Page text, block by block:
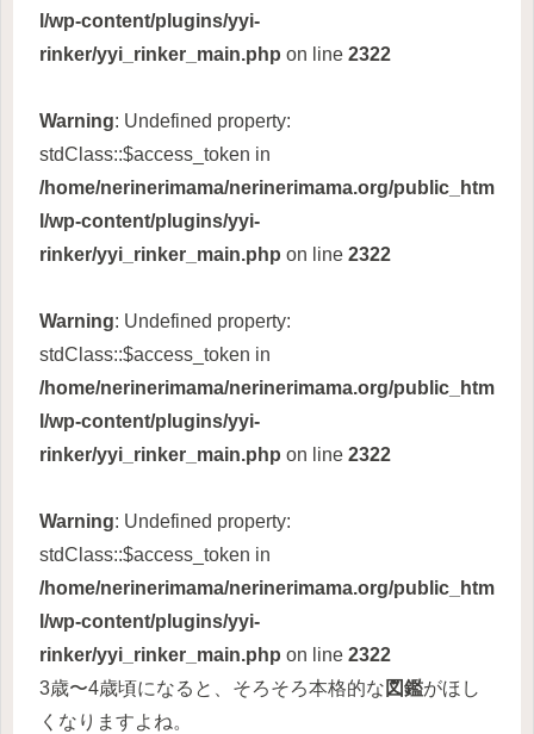
l/wp-content/plugins/yyi-
rinker/yyi_rinker_main.php on line 2322
Warning: Undefined property:
stdClass::$access_token in
/home/nerinerimama/nerinerimama.org/public_htm
l/wp-content/plugins/yyi-
rinker/yyi_rinker_main.php on line 2322
Warning: Undefined property:
stdClass::$access_token in
/home/nerinerimama/nerinerimama.org/public_htm
l/wp-content/plugins/yyi-
rinker/yyi_rinker_main.php on line 2322
Warning: Undefined property:
stdClass::$access_token in
/home/nerinerimama/nerinerimama.org/public_htm
l/wp-content/plugins/yyi-
rinker/yyi_rinker_main.php on line 2322
3歳〜4歳頃になると、そろそろ本格的な 図鑑がほし
くなりますよね。